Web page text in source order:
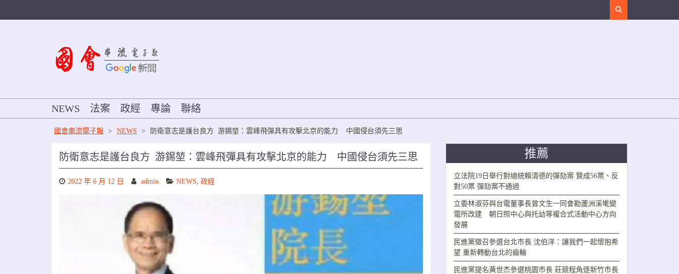
NEWS 法案 政經 專論 聯絡
國會串流電子報 > NEWS > 防衛意志是護台良方 游錫堃：雲峰飛彈具有攻擊北京的能力 中國侵台須先三思
防衛意志是護台良方 游錫堃：雲峰飛彈具有攻擊北京的能力 中國侵台須先三思
2022 年 6 月 12 日 admin NEWS, 政經
推薦
立法院19日舉行對總統賴清德的彈劾案 贊成56票、反
對50票 彈劾案不通過
立委林淑芬與台電董事長曾文生一同會勘蘆洲溪墘變
電所改建 朝日照中心與托幼等複合式活動中心方向
發展
民進黨徵召參選台北市長 沈伯洋：讓我們一起懷抱希
望 重新轉動台北的齒輪
民進黨提名黃世杰參選桃園市長 莊競程角逐新竹市長